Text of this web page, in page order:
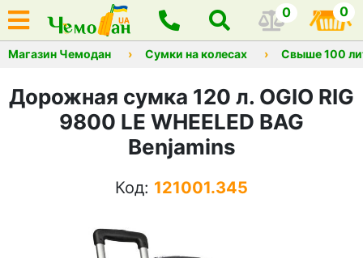
0 0
Магазин Чемодан Сумки на колесах Свыше 100
Дорожная сумка 120 л. OGIO RIG
9800 LE WHEELED BAG
Benjamins
Код: 121001.345